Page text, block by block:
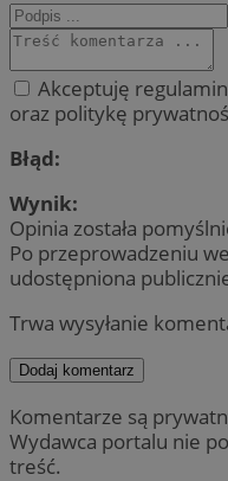
Akceptuję
oraz politykę
Błąd:
Wynik:
Opinia została
Po przeprowadzeniu
udostępniona
Trwa wysyłanie
Dodaj komentarz
Komentarze są
Wydawca portalu nie
treść.